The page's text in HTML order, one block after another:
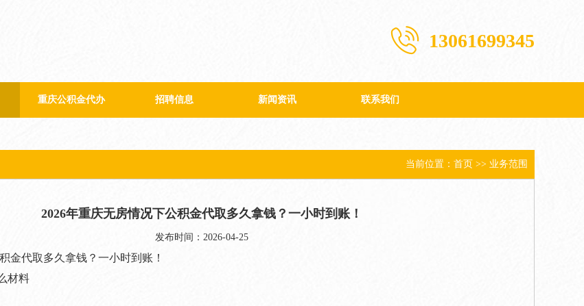
13061699345
重庆公积金代办 招聘信息 新闻资讯 联系我们
当前位置： 首页 >> 业务范围
2026年重庆无房情况下公积金代取多久拿钱？一小时到账！
发布时间：2026-04-25
金代取多久拿钱？一小时到账！
材料